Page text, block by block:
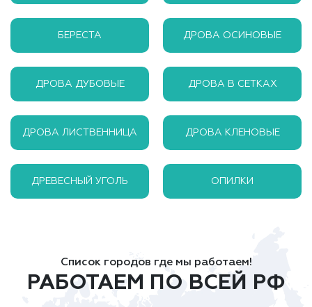
БЕРЕСТА ДРОВА ОСИНОВЫЕ
ДРОВА ДУБОВЫЕ ДРОВА В СЕТКАХ
ДРОВА ЛИСТВЕННИЦА ДРОВА КЛЕНОВЫЕ
ДРЕВЕСНЫЙ УГОЛЬ ОПИЛКИ
Список городов где мы работаем!
РАБОТАЕМ ПО ВСЕЙ РФ